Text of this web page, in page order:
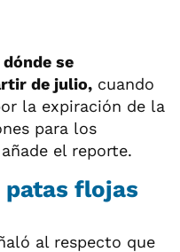
se
de julio, cuando
la expiración de la
para los
el reporte.
patas flojas
al respecto que